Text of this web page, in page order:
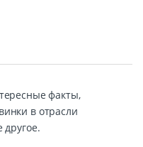
факты,
в отрасли